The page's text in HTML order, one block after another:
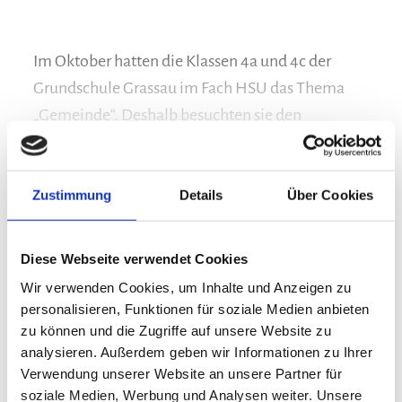
Zustimmung Details Über Cookies
Diese Webseite verwendet Cookies
Wir verwenden Cookies, um Inhalte und Anzeigen zu
personalisieren, Funktionen für soziale Medien anbieten
zu können und die Zugriffe auf unsere Website zu
analysieren. Außerdem geben wir Informationen zu Ihrer
Verwendung unserer Website an unsere Partner für
soziale Medien, Werbung und Analysen weiter. Unsere
Im Oktober hatten die Klassen 4a und 4c der
Grundschule Grassau im Fach HSU das Thema
„Gemeinde“. Deshalb besuchten sie den
Grassauer Bürgermeister Stefan Kattari im
Sitzungssaal der Touristinfo. Die Kinder durften
auf den Stühlen der Gemeinderäte Platz nehmen
und stellten dem Bürgermeister viele Fragen.
Sehr geduldig beantwortete er sie ausführlich
erklärte er, dass ein Bürgermeister keinen extra
Bürgermeisterausweis besitzt, stattdessen aber
eine schöne Bürgermeisterkette aus Silber und
Blattgold. Die Schüler waren sehr erstaunt, wie
mehr lesen